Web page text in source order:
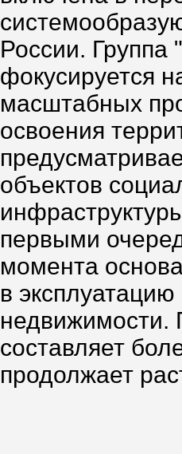
России. Группа
фокусируется
масштабных
освоения
объектов
первыми
момента
в
недвижимости.
составляет
продолжает